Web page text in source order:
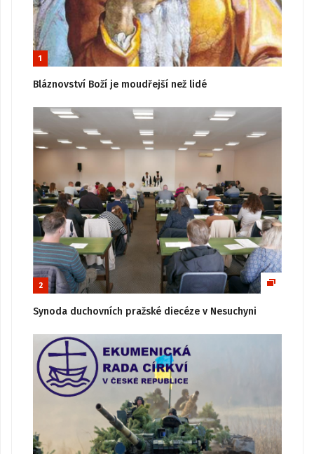
1
Bláznovství Boží je moudřejší než lidé
2
Synoda duchovních pražské diecéze v Nesuchyni